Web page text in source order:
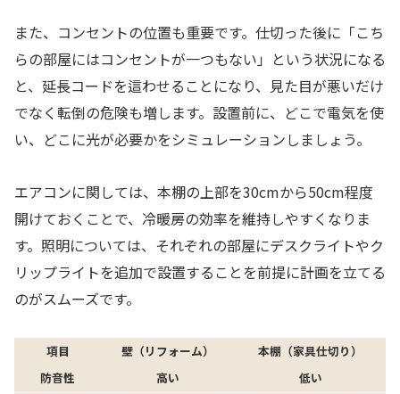
また、コンセントの位置も重要です。仕切った後に「こち
らの部屋にはコンセントが一つもない」という状況になる
と、延長コードを這わせることになり、見た目が悪いだけ
でなく転倒の危険も増します。設置前に、どこで電気を使
い、どこに光が必要かをシミュレーションしましょう。
エアコンに関しては、本棚の上部を30cmから50cm程度
開けておくことで、冷暖房の効率を維持しやすくなりま
す。照明については、それぞれの部屋にデスクライトやク
リップライトを追加で設置することを前提に計画を立てる
のがスムーズです。
項目 壁（リフォーム）
本棚（家具仕切り）
防音性
高い
低い